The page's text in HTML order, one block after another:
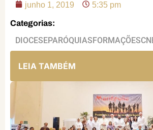
junho 1, 2019 5:35 pm
Categorias:
DIOCESEPARÓQUIASFORMAÇÕES
LEIA TAMBÉM